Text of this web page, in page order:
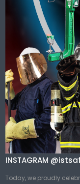
INSTAGRAM
Today, we proudly